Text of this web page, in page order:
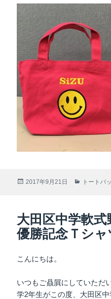
投
2017年9月21日
カ
ー
トートバ
大田区中学軟
優勝記念Ｔシャ
こんにちは。
いつもご贔屓にしていただ
学2年生がこの度、大田区